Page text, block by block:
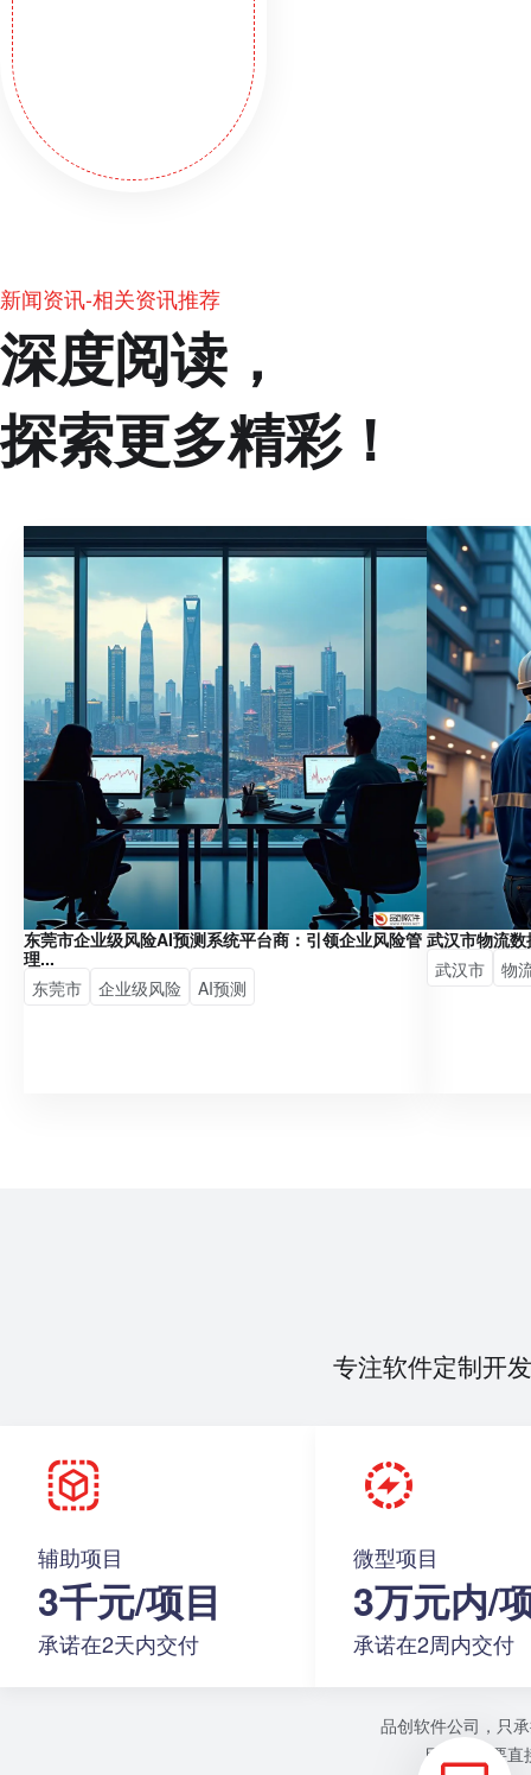
新闻资讯-相关资讯推荐
深度阅读，
探索更多精彩！
东莞市企业级风险AI预测系统平台商：引领企业风险管
理...
东莞市
企业级风险 AI预测
武汉市物流
武汉市
物
专注软件定制开
辅助项目
3千元/项目
承诺在2天内交付
微型项目
3万元内/
承诺在2周内交付
品创软件公司，只
目或者需要